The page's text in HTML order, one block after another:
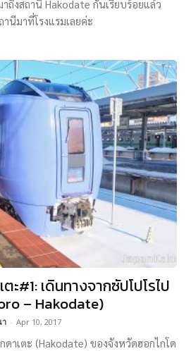
าถึงสถานี Hakodate กันเรียบร้อยแล้ว
นีมาที่โรงแรมเลยค่ะ
ะ#1: เดินทางจากซัปโปโรไป
– Hakodate)
า - Apr 10, 2017
ดาเตะ (Hakodate) ของจังหวัดฮอกไกโด